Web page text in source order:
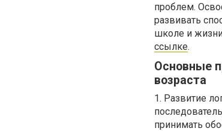
проблем.
развивать
школе и
ссылке.
Основные
возраста
1. Развитие
принимать